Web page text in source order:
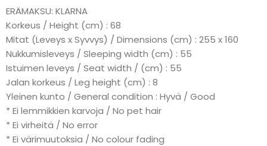
ERÄMAKSU: KLARNA
Korkeus / Height (cm) : 68
Mitat (Leveys x Syvvys) / Dimensions (cm) : 255 x 160
Nukkumisleveys / Sleeping width (cm) : 55
Istuimen leveys / Seat width / (cm) : 55
Jalan korkeus / Leg height (cm) : 8
Yleinen kunto / General condition : Hyvä / Good
* Ei lemmikkien karvoja / No pet hair
* Ei virheitä / No error
* Ei värimuutoksia / No colour fading